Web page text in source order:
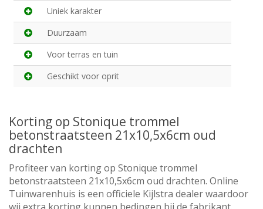
Uniek karakter
Duurzaam
Voor terras en tuin
Geschikt voor oprit
Korting op Stonique trommel
betonstraatsteen 21x10,5x6cm oud
drachten
Profiteer van korting op Stonique trommel
betonstraatsteen 21x10,5x6cm oud drachten. Online
Tuinwarenhuis is een officiele Kijlstra dealer waardoor